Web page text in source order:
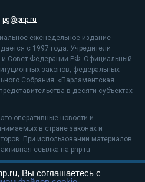
pg@pnp.ru
еженедельное издание
с 1997 года. Учредители
и Совет Федерации РФ. Официальный
законов, федеральных
Собрания. «Парламентская
в десяти субъектах
оперативные новости и
в стране законах и
При использовании материалов
ссылка на pnp.ru
рекомендательные
Вы соглашаетесь с